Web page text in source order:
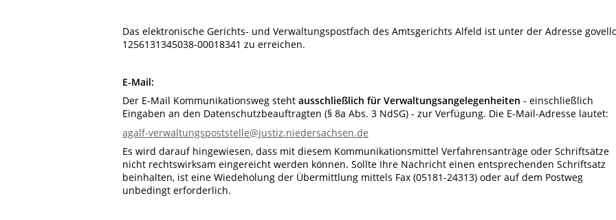
Das elektronische Gerichts- und Verwaltungspostfach des Amtsgerichts Alfeld ist unter der Adresse
1256131345038-00018341 zu erreichen.
E-Mail:
Der E-Mail Kommunikationsweg steht ausschließlich für Verwaltungsangelegenheiten - einschließlich
Eingaben an den Datenschutzbeauftragten (§ 8a Abs. 3 NdSG) - zur Verfügung. Die E-Mail-Adresse lautet:
agalf-verwaltungspoststelle@justiz.niedersachsen.de
Es wird darauf hingewiesen, dass mit diesem Kommunikationsmittel Verfahrensanträge oder Schriftsätze
nicht rechtswirksam eingereicht werden können. Sollte Ihre Nachricht einen entsprechenden Schriftsatz
beinhalten, ist eine Wiedeholung der Übermittlung mittels Fax (05181-24313) oder auf dem Postweg
unbedingt erforderlich.